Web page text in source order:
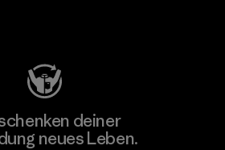
deiner
neues Leben.